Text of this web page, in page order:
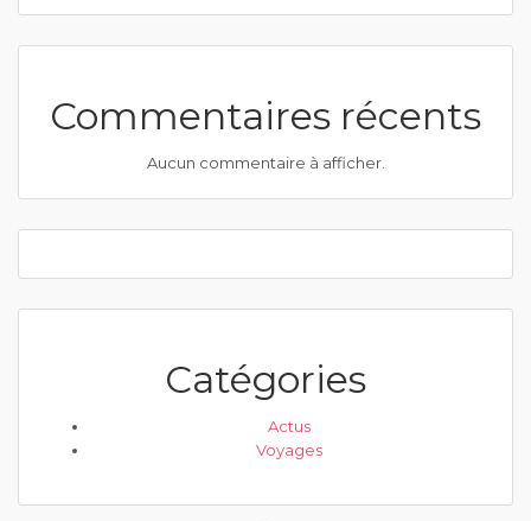
Commentaires récents
Aucun commentaire à afficher.
Catégories
Actus
Voyages